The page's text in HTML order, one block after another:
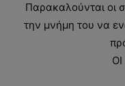
Παρακαλούνται οι
την μνήμη του να